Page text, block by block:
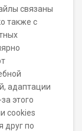
связаны
также с
адаптации
этого
cookies
друг по